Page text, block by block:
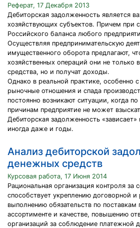
Реферат, 17 Декабря 2013
Дебиторская задолженность является
хозяйствующих субъектов. Причем при
Российского баланса любого
Осуществляя предпринимательскую
имущественного оборота предлагают,
хозяйственных операций они не только
средства, но и получат доходы.
Однако в реальной практике, особенно
рыночные отношения и спада
постоянно возникают ситуации, когда
причинам предприятие не может
Дебиторская задолженность
иногда даже и годы.
Анализ дебиторской
денежных средств
Курсовая работа, 17 Июня 2014
Рациональная организация контроля за
способствует укреплению договорной
выполнению обязательств по поставкам
ассортименте и качестве, повышению
организаций за соблюдение платежной